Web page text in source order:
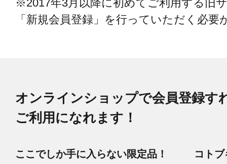
※2017年3月以降に初めてご利用する旧
「新規会員登録」を行っていただく必要
オンラインショップで会員登録す
ご利用になれます！
ここでしか手に入らない限定品！
コト